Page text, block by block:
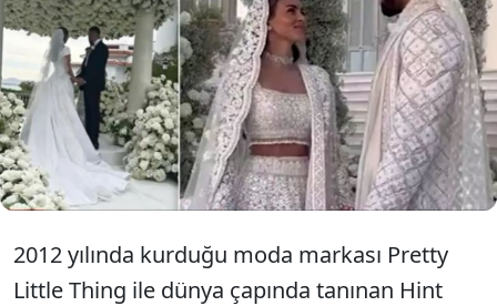
dört gün dört gece süren görkemli bir törenle
model sevgilisi Nada Adelle ile dünya evine girdi.
Yaklaşık 812 milyon TL (20 milyon sterlin) gibi dev
bir bütçeyle gerçekleşen düğünde Mariah Carey
ve Andrea Bocelli'nin performansları da damga
vurdu.
2012 yılında kurduğu moda markası Pretty
Little Thing ile dünya çapında tanınan Hint